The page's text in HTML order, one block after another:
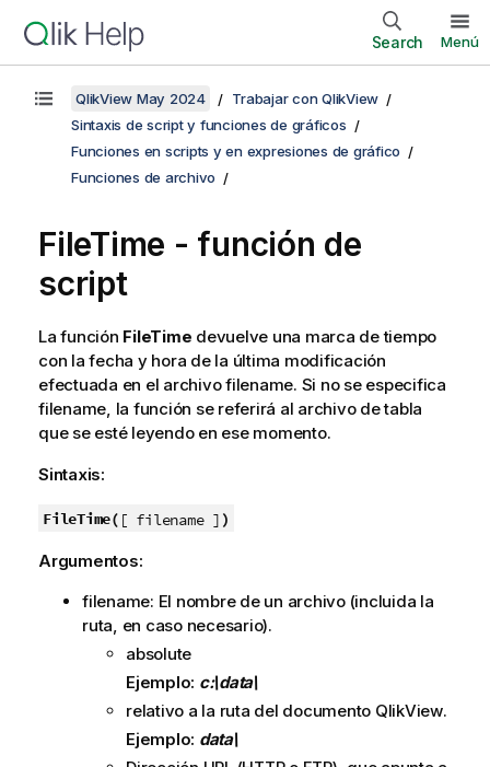
Search Menú
QlikView May 2024
Trabajar con QlikView
Sintaxis de script y funciones de gráficos
Funciones en scripts y en expresiones de gráfico
Funciones de archivo
FileTime - función de
script
La función FileTime devuelve una marca de tiempo
con la fecha y hora de la última modificación
efectuada en el archivofilename. Si no se especifica
filename, la función se referirá al archivo de tabla
que se esté leyendo en ese momento.
Sintaxis:
FileTime( [ filename ] )
Argumentos:
filename: El nombre de un archivo (incluida la
ruta, en caso necesario).
absolute
Ejemplo: c:\data\
relativo a la ruta del documento QlikView.
Ejemplo: data\